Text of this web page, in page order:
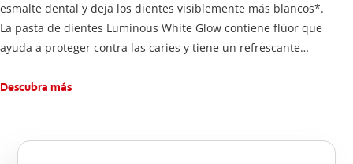
esmalte dental y deja los dientes visiblemente más blancos*.
La pasta de dientes Luminous White Glow contiene flúor que
ayuda a proteger contra las caries y tiene un refrescante
Para una buena higiene bucal, cepíllese los dientes dos veces
-Remueve manchas profundas
Descubra más